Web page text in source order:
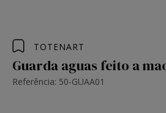
TOTENART
Guarda aguas feito a
Referência: 50-GUAA01